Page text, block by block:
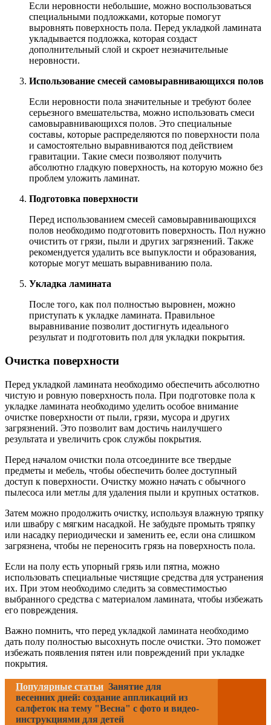
Если неровности небольшие, можно воспользоваться
специальными подложками, которые помогут
выровнять поверхность пола. Перед укладкой ламината
укладывается подложка, которая создаст
дополнительный слой и скроет незначительные
неровности.
Использование смесей самовыравнивающихся полов
Если неровности пола значительные и требуют более
серьезного вмешательства, можно использовать смеси
самовыравнивающихся полов. Это специальные
составы, которые распределяются по поверхности пола
и самостоятельно выравниваются под действием
гравитации. Такие смеси позволяют получить
абсолютно гладкую поверхность, на которую можно без
проблем уложить ламинат.
Подготовка поверхности
Перед использованием смесей самовыравнивающихся
полов необходимо подготовить поверхность. Пол нужно
очистить от грязи, пыли и других загрязнений. Также
рекомендуется удалить все выпуклости и образования,
которые могут мешать выравниванию пола.
Укладка ламината
После того, как пол полностью выровнен, можно
приступать к укладке ламината. Правильное
выравнивание позволит достигнуть идеального
результат и подготовить пол для укладки покрытия.
Очистка поверхности
Перед укладкой ламината необходимо обеспечить абсолютно
чистую и ровную поверхность пола. При подготовке пола к
укладке ламината необходимо уделить особое внимание
очистке поверхности от пыли, грязи, мусора и других
загрязнений. Это позволит вам достичь наилучшего
результата и увеличить срок службы покрытия.
Перед началом очистки пола отсоедините все твердые
предметы и мебель, чтобы обеспечить более доступный
доступ к поверхности. Очистку можно начать с обычного
пылесоса или метлы для удаления пыли и крупных остатков.
Затем можно продолжить очистку, используя влажную тряпку
или швабру с мягким насадкой. Не забудьте промыть тряпку
или насадку периодически и заменить ее, если она слишком
загрязнена, чтобы не переносить грязь на поверхность пола.
Если на полу есть упорный грязь или пятна, можно
использовать специальные чистящие средства для устранения
их. При этом необходимо следить за совместимостью
выбранного средства с материалом ламината, чтобы избежать
его повреждения.
Важно помнить, что перед укладкой ламината необходимо
дать полу полностью высохнуть после очистки. Это поможет
избежать появления пятен или повреждений при укладке
покрытия.
Популярные статьи Занятие для
весенних дней: создание аппликаций из
салфеток на тему "Весна" с фото и видео-
инструкциями для детей